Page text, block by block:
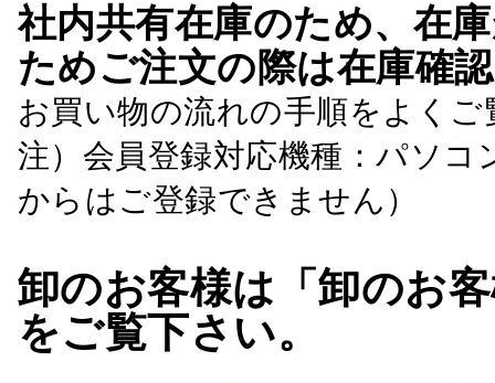
社内共有在庫のため、在
ためご注文の際は在庫確
お買い物の流れの手順をよくご
注）会員登録対応機種：パソ
からはご登録できません）
卸のお客様は「卸のお
をご覧下さい。